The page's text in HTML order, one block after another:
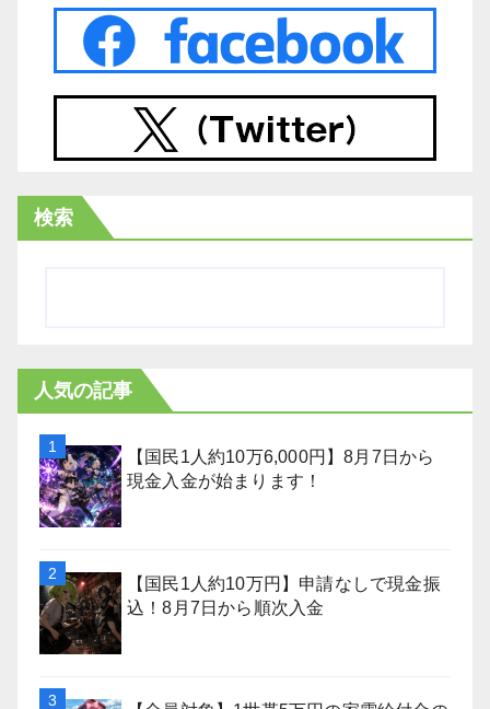
検索
人気の記事
【国民1人約10万6,000円】8月7日から
現金入金が始まります！
【国民1人約10万円】申請なしで現金振
込！8月7日から順次入金